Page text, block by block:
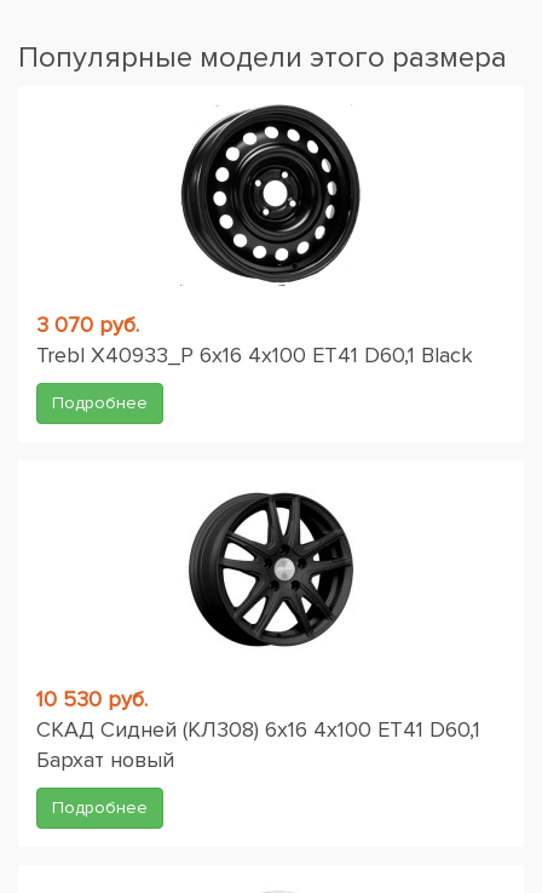
Популярные модели этого размера
3 070 руб.
Trebl X40933_P 6x16 4x100 ET41 D60,1 Black
Подробнее
10 530 руб.
СКАД Сидней (КЛ308) 6x16 4x100 ET41 D60,1
Бархат новый
Подробнее